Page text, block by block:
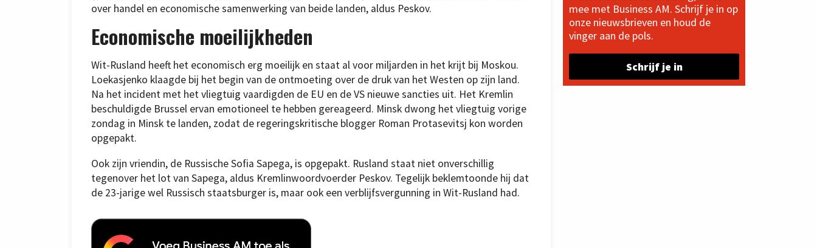
over handel en economische samenwerking van beide landen, aldus Peskov.
Economische moeilijkheden
Wit-Rusland heeft het economisch erg moeilijk en staat al voor miljarden in het krijt bij Moskou.
Loekasjenko klaagde bij het begin van de ontmoeting over de druk van het Westen op zijn land.
Na het incident met het vliegtuig vaardigden de EU en de VS nieuwe sancties uit. Het Kremlin
beschuldigde Brussel ervan emotioneel te hebben gereageerd. Minsk dwong het vliegtuig vorige
zondag in Minsk te landen, zodat de regeringskritische blogger Roman Protasevitsj kon worden
opgepakt.
Ook zijn vriendin, de Russische Sofia Sapega, is opgepakt. Rusland staat niet onverschillig
tegenover het lot van Sapega, aldus Kremlinwoordvoerder Peskov. Tegelijk beklemtoonde hij dat
de 23-jarige wel Russisch staatsburger is, maar ook een verblijfsvergunning in Wit-Rusland had.
mee met Business AM. Schrijf je in op
onze nieuwsbrieven en houd de
vinger aan de pols.
Schrijf je in